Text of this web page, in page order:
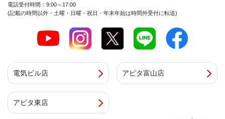
電話受付時間：9:00～17:00
(記載の時間以外・土曜・日曜・祝日・年末年始は時間外受付に転送)
電気ビル店 アピタ富山店
アピタ東店